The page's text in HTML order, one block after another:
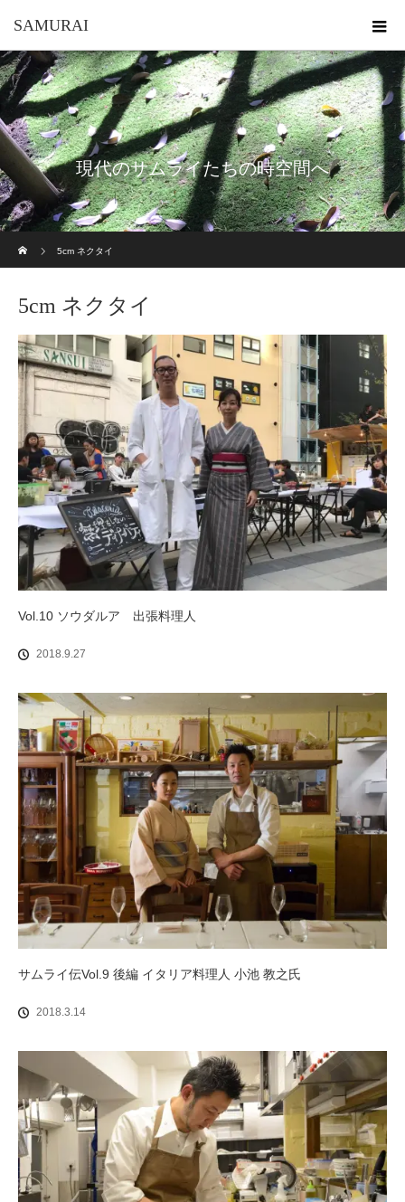
SAMURAI
現代のサムライたちの時空間へ
5cm ネクタイ
5cm ネクタイ
Vol.10 ソウダルア 出張料理人
2018.9.27
サムライ伝Vol.9 後編 イタリア料理人 小池 教之氏
2018.3.14